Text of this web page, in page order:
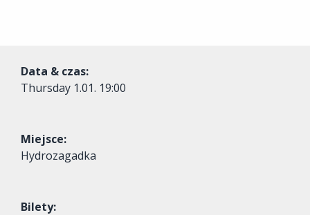
Data & czas:
Thursday 1.01. 19:00
Miejsce:
Hydrozagadka
Bilety: